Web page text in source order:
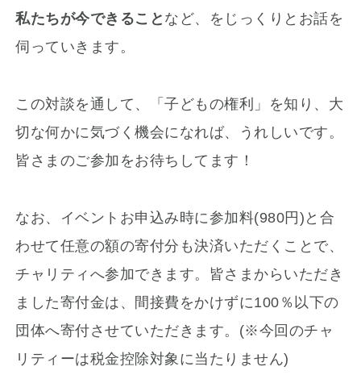
私たちが今できること など、をじっくりとお話を
伺っていきます。
この対談を通して、「子どもの権利」を知り、大
切な何かに気づく機会になれば、うれしいです。
皆さまのご参加をお待ちしてます！
なお、イベントお申込み時に参加料(980円)と合
わせて任意の額の寄付分も決済いただくことで、
チャリティへ参加できます。皆さまからいただき
ました寄付金は、間接費をかけずに100％以下の
団体へ寄付させていただきます。(※今回のチャ
リティーは税金控除対象に当たりません)